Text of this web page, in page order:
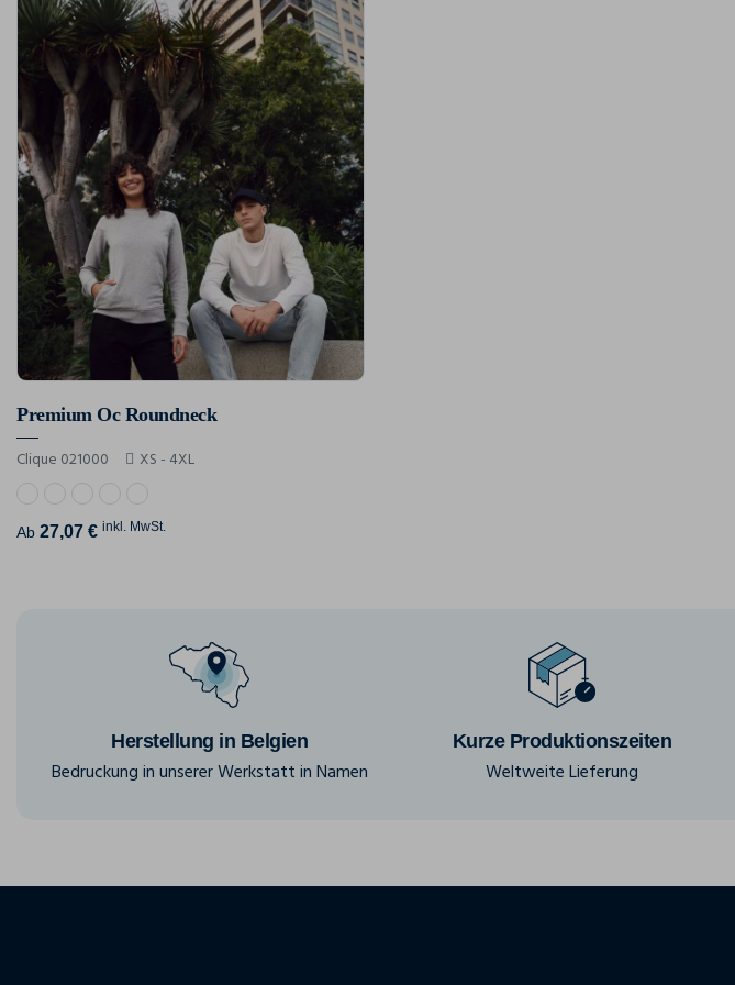
Premium Oc Roundneck
Clique 021000 XS - 4XL
Ab 27,07 € inkl. MwSt.
Herstellung in Belgien
Bedruckung in unserer Werkstatt in Namen
Kurze Produktionszeiten
Weltweite Lieferung